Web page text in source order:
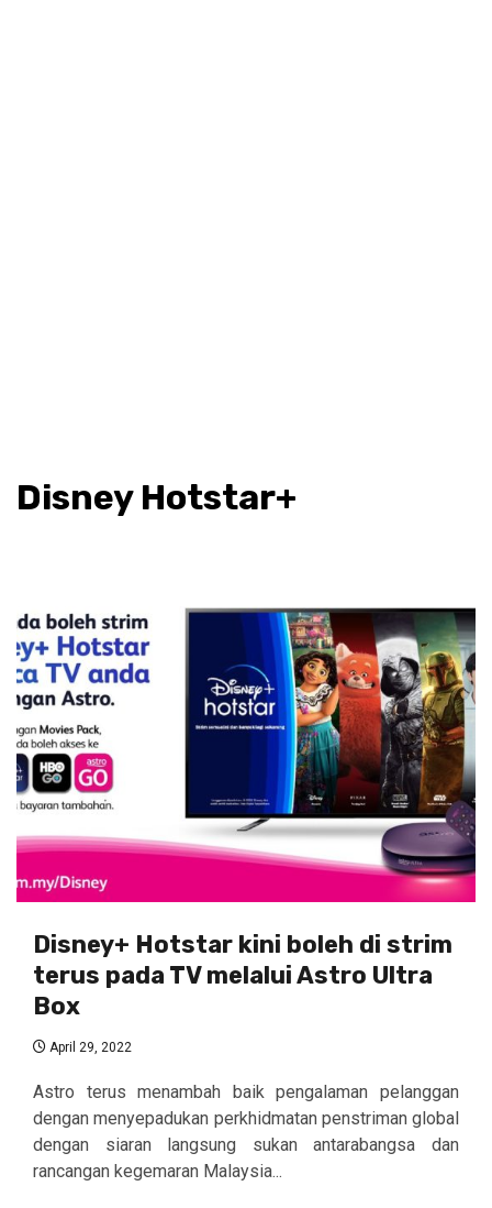
Disney Hotstar+
Disney+ Hotstar kini boleh di strim
terus pada TV melalui Astro Ultra
Box
April 29, 2022
Astro terus menambah baik pengalaman pelanggan
dengan menyepadukan perkhidmatan penstriman global
dengan siaran langsung sukan antarabangsa dan
rancangan kegemaran Malaysia...